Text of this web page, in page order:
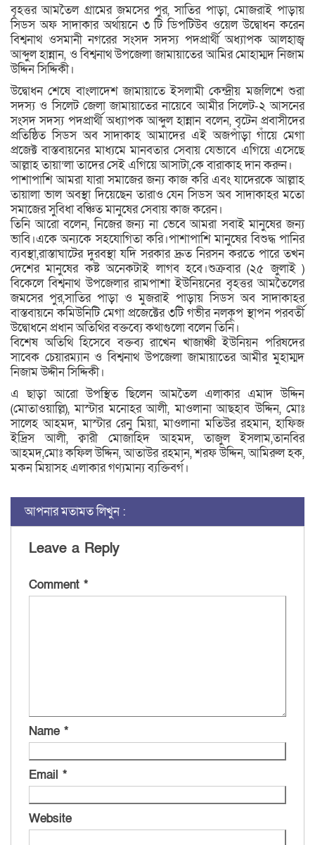
বৃহত্তর আমতৈল গ্রামের জমসের পুর, সাতির পাড়া, মোজরাই পাড়ায়
সিডস অফ সাদাকার অর্থায়নে ৩ টি ডিপটিউব ওয়েল উদ্বোধন করেন
বিশ্বনাথ ওসমানী নগরের সংসদ সদস্য পদপ্রার্থী অধ্যাপক আলহাজ্ব
আব্দুল হান্নান, ও বিশ্বনাথ উপজেলা জামায়াতের আমির মোহাম্মদ নিজাম
উদ্দিন সিদ্দিকী।
উদ্বোধন শেষে বাংলাদেশ জামায়াতে ইসলামী কেন্দ্রীয় মজলিশে শুরা
সদস্য ও সিলেট জেলা জামায়াতের নায়েবে আমীর সিলেট-২ আসনের
সংসদ সদস্য পদপ্রার্থী অধ্যাপক আব্দুল হান্নান বলেন, বৃটেন প্রবাসীদের
প্রতিষ্ঠিত সিডস অব সাদাকাহ আমাদের এই অজপাঁড়া গাঁয়ে মেগা
প্রজেক্ট বাস্তবায়নের মাধ্যমে মানবতার সেবায় যেভাবে এগিয়ে এসেছে
আল্লাহ তায়া’লা তাদের সেই এগিয়ে আসাটা,কে বারাকাহ দান করুন।
পাশাপাশি আমরা যারা সমাজের জন্য কাজ করি এবং যাদেরকে আল্লাহ
তায়ালা ভাল অবস্থা দিয়েছেন তারাও যেন সিডস অব সাদাকাহর মতো
সমাজের সুবিধা বঞ্চিত মানুষের সেবায় কাজ করেন।
তিনি আরো বলেন, নিজের জন্য না ভেবে আমরা সবাই মানুষের জন্য
ভাবি।একে অন্যকে সহযোগিতা করি।পাশাপাশি মানুষের বিশুদ্ধ পানির
ব্যবস্থা,রাস্তাঘাটের দুরবস্থা যদি সরকার দ্রুত নিরসন করতে পারে তখন
দেশের মানুষের কষ্ট অনেকটাই লাগব হবে।শুক্রবার (২৫ জুলাই )
বিকেলে বিশ্বনাথ উপজেলার রামপাশা ইউনিয়নের বৃহত্তর আমতৈলের
জমসের পুর,সাতির পাড়া ও মুজরাই পাড়ায় সিডস অব সাদাকাহর
বাস্তবায়নে কমিউনিটি মেগা প্রজেক্টের ৩টি গভীর নলকূপ স্থাপন পরবর্তী
উদ্বোধনে প্রধান অতিথির বক্তব্যে কথাগুলো বলেন তিনি।
বিশেষ অতিথি হিসেবে বক্তব্য রাখেন খাজাঞ্চী ইউনিয়ন পরিষদের
সাবেক চেয়ারম্যান ও বিশ্বনাথ উপজেলা জামায়াতের আমীর মুহাম্মদ
নিজাম উদ্দীন সিদ্দিকী।
এ ছাড়া আরো উপস্থিত ছিলেন আমতৈল এলাকার এমাদ উদ্দিন
(মোতাওয়াল্লি), মাস্টার মনোহর আলী, মাওলানা আছহাব উদ্দিন, মোঃ
সালেহ আহমদ, মাস্টার রেনু মিয়া, মাওলানা মতিউর রহমান, হাফিজ
ইদ্রিস আলী, ক্বারী মোজাহিদ আহমদ, তাজুল ইসলাম,তানবির
আহমদ,মোঃ কফিল উদ্দিন, আতাউর রহমান, শরফ উদ্দিন, আমিরুল হক,
মকন মিয়াসহ এলাকার গণ্যমান্য ব্যক্তিবর্গ।
আপনার মতামত লিখুন :
Leave a Reply
Comment *
Name *
Email *
Website